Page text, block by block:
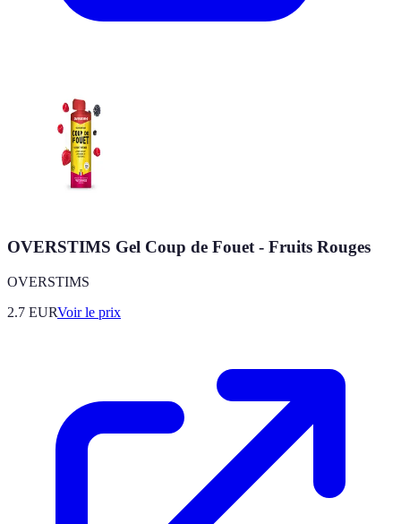
OVERSTIMS Gel Coup de Fouet - Fruits Rouges
OVERSTIMS
2.7 EURVoir le prix